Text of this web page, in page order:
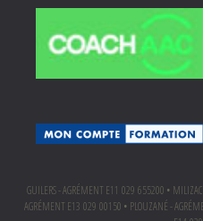
GUILERS - AGRÉMENT E11 029 655200 •
AGRÉMENT E13 029 00150 • PLOUZANÉ -